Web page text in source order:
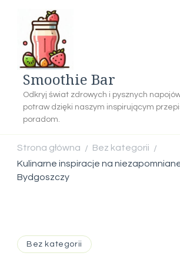
Smoothie Bar
Odkryj świat zdrowych i pysznych
potraw dzięki naszym inspirującym
poradom.
Strona główna / Bez kategorii /
Kulinarne inspiracje na
Bydgoszczy
Bez kategorii